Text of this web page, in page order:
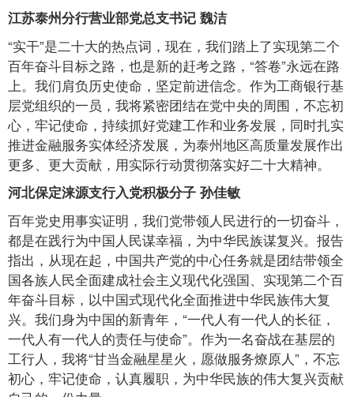
江苏泰州分行营业部党总支书记 魏洁
“实干”是二十大的热点词，现在，我们踏上了实现第二个
百年奋斗目标之路，也是新的赶考之路，“答卷”永远在路
上。我们肩负历史使命，坚定前进信念。作为工商银行基
层党组织的一员，我将紧密团结在党中央的周围，不忘初
心，牢记使命，持续抓好党建工作和业务发展，同时扎实
推进金融服务实体经济发展，为泰州地区高质量发展作出
更多、更大贡献，用实际行动贯彻落实好二十大精神。
河北保定涞源支行入党积极分子 孙佳敏
百年党史用事实证明，我们党带领人民进行的一切奋斗，
都是在践行为中国人民谋幸福，为中华民族谋复兴。报告
指出，从现在起，中国共产党的中心任务就是团结带领全
国各族人民全面建成社会主义现代化强国、实现第二个百
年奋斗目标，以中国式现代化全面推进中华民族伟大复
兴。我们身为中国的新青年，“一代人有一代人的长征，
一代人有一代人的责任与使命”。作为一名奋战在基层的
工行人，我将“甘当金融星星火，愿做服务燎原人”，不忘
初心，牢记使命，认真履职，为中华民族的伟大复兴贡献